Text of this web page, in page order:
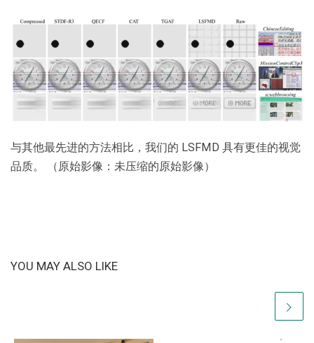
与其他最先进的方法相比，我们的 LSFMD 具有更佳的视觉
品质。 （原始影像：未压缩的原始影像）
YOU MAY ALSO LIKE